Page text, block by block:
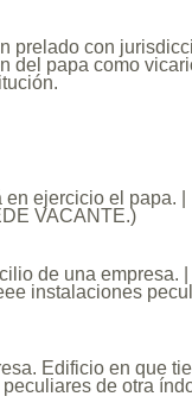
prelado con
del papa como
ejercicio el papa.
VACANTE.)
de una empresa.
instalaciones
Edificio en que
de otra